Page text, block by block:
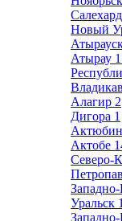
Салехард
Новый
Атырау
Алагир 2
Дигора 1
Актобе
Северо-
Западно-
Уральск
Западно-